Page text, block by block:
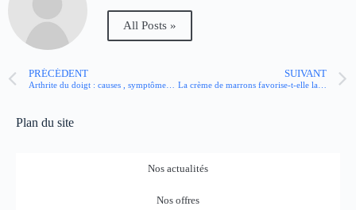
All Posts »
PRÉCÉDENT SUIVANT
La crème de marrons favorise-t-elle la constipation ?
Plan du site
Nos actualités
Nos offres